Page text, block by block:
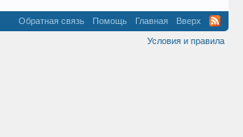
Обратная связь Помощь Главная Вверх
Условия и правила